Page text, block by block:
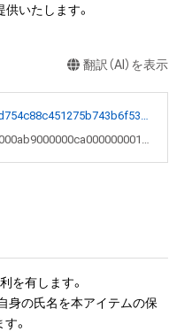
いたします。
翻訳（AI）を表示
0xb30fc2d754c88c451275b743b6f530f19f643683
0x000000000ab9000000ca0000000019bb
利を有します。
身の氏名を本アイテムの保
。